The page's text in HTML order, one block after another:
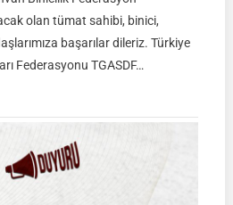
olan tümat sahibi, binici,
başarılar dileriz. Türkiye
Federasyonu TGASDF…